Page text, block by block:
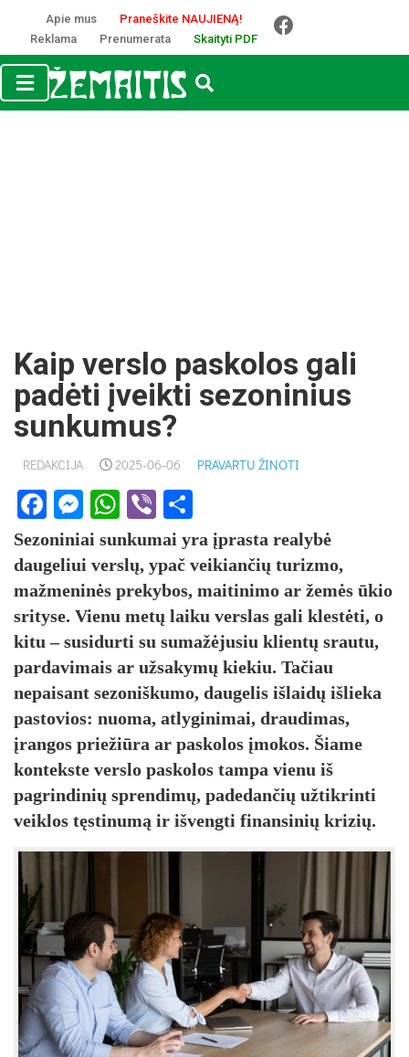
Apie mus
Praneškite NAUJIENĄ!
Reklama
Prenumerata Skaityti PDF
Kaip verslo paskolos gali
padėti įveikti sezoninius
sunkumus?
REDAKCIJA 2025-06-06 PRAVARTU ŽINOTI
Facebook
Messenger
WhatsApp
Viber
Sezoniniai sunkumai yra įprasta realybė
daugeliui verslų, ypač veikiančių turizmo,
mažmeninės prekybos, maitinimo ar žemės ūkio
srityse. Vienu metų laiku verslas gali klestėti, o
kitu – susidurti su sumažėjusiu klientų srautu,
pardavimais ar užsakymų kiekiu. Tačiau
nepaisant sezoniškumo, daugelis išlaidų išlieka
pastovios: nuoma, atlyginimai, draudimas,
įrangos priežiūra ar paskolos įmokos. Šiame
kontekste verslo paskolos tampa vienu iš
pagrindinių sprendimų, padedančių užtikrinti
veiklos tęstinumą ir išvengti finansinių krizių.